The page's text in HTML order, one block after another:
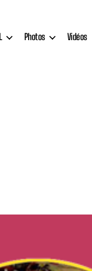
Photos Vidéos